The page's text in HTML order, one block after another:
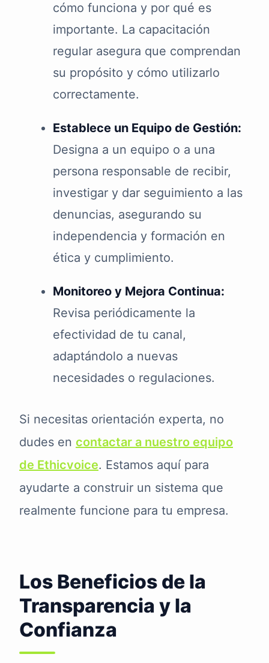
cómo funciona y por qué es
importante. La capacitación
regular asegura que comprendan
su propósito y cómo utilizarlo
correctamente.
Establece un Equipo de Gestión:
Designa a un equipo o a una
persona responsable de recibir,
investigar y dar seguimiento a las
denuncias, asegurando su
independencia y formación en
ética y cumplimiento.
Monitoreo y Mejora Continua:
Revisa periódicamente la
efectividad de tu canal,
adaptándolo a nuevas
necesidades o regulaciones.
Si necesitas orientación experta, no
dudes en contactar a nuestro equipo
de Ethicvoice. Estamos aquí para
ayudarte a construir un sistema que
realmente funcione para tu empresa.
Los Beneficios de la
Transparencia y la
Confianza